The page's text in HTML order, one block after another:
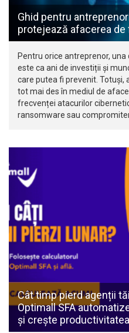
Ghid pentru
protejează afacerea de
Pentru orice antreprenor,
este ca ani de investiții și
care putea fi prevenit. Totuși,
tot mai des în mediul de
frecvenței atacurilor
ransomware sau
Cât timp pierd agenții
Optimall SFA
și crește productivitatea